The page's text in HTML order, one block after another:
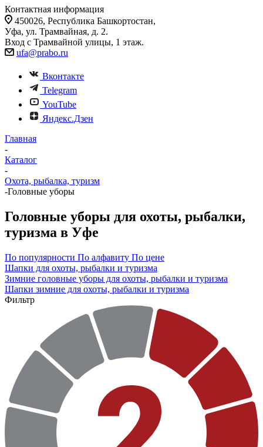
Контактная информация
450026, Республика Башкортостан,
Уфа, ул. Трамвайная, д. 2.
Вход с Трамвайной улицы, 1 этаж.
ufa@prabo.ru
Вконтакте
Telegram
YouTube
Яндекс.Дзен
Главная
-
Каталог
-
Охота, рыбалка, туризм
-Головные уборы
Головные уборы для охоты, рыбалки,
туризма в Уфе
По популярности По алфавиту По цене
Шапки для охоты, рыбалки и туризма
Зимние головные уборы для охоты, рыбалки и туризма
Шапки зимние для охоты, рыбалки и туризма
Фильтр